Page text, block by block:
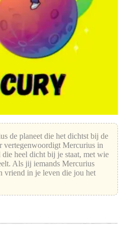
de planeet die het dichtst bij de
vertegenwoordigt Mercurius in
die heel dicht bij je staat, met wie
Als jij iemands Mercurius
vriend in je leven die jou het